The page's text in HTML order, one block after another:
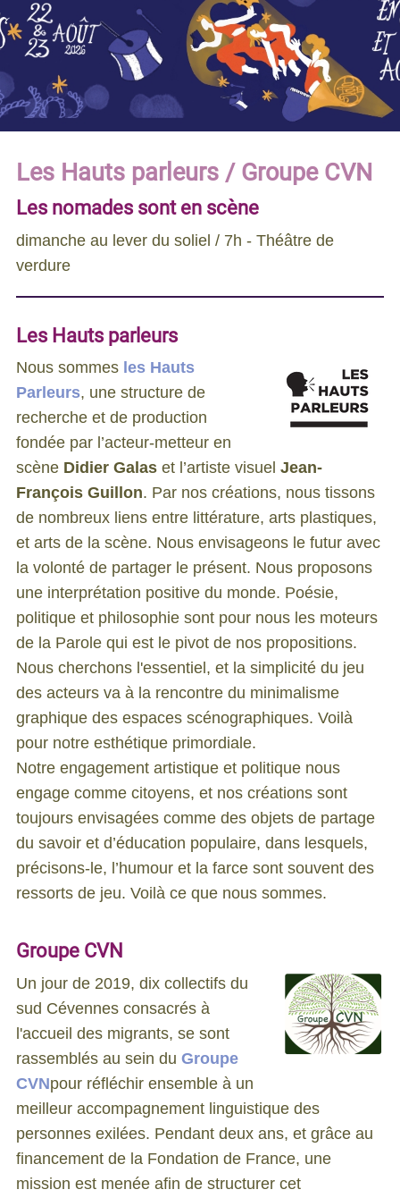
Les Hauts parleurs / Groupe CVN
Les nomades sont en scène
dimanche au lever du soliel / 7h - Théâtre de
verdure
Les Hauts parleurs
Nous sommes les Hauts
Parleurs, une structure de
recherche et de production
fondée par l’acteur-metteur en
scène Didier Galas et l’artiste visuel Jean-
François Guillon. Par nos créations, nous tissons
de nombreux liens entre littérature, arts plastiques,
et arts de la scène. Nous envisageons le futur avec
la volonté de partager le présent. Nous proposons
une interprétation positive du monde. Poésie,
politique et philosophie sont pour nous les moteurs
de la Parole qui est le pivot de nos propositions.
Nous cherchons l'essentiel, et la simplicité du jeu
des acteurs va à la rencontre du minimalisme
graphique des espaces scénographiques. Voilà
pour notre esthétique primordiale.
Notre engagement artistique et politique nous
engage comme citoyens, et nos créations sont
toujours envisagées comme des objets de partage
du savoir et d’éducation populaire, dans lesquels,
précisons-le, l’humour et la farce sont souvent des
ressorts de jeu. Voilà ce que nous sommes.
Groupe CVN
Un jour de 2019, dix collectifs du
sud Cévennes consacrés à
l'accueil des migrants, se sont
rassemblés au sein du Groupe
CVNpour réfléchir ensemble à un
meilleur accompagnement linguistique des
personnes exilées. Pendant deux ans, et grâce au
financement de la Fondation de France, une
mission est menée afin de structurer cet